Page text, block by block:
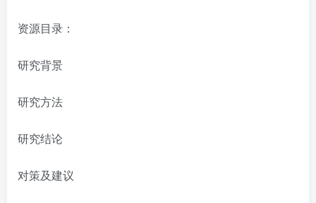
资源目录：
研究背景
研究方法
研究结论
对策及建议